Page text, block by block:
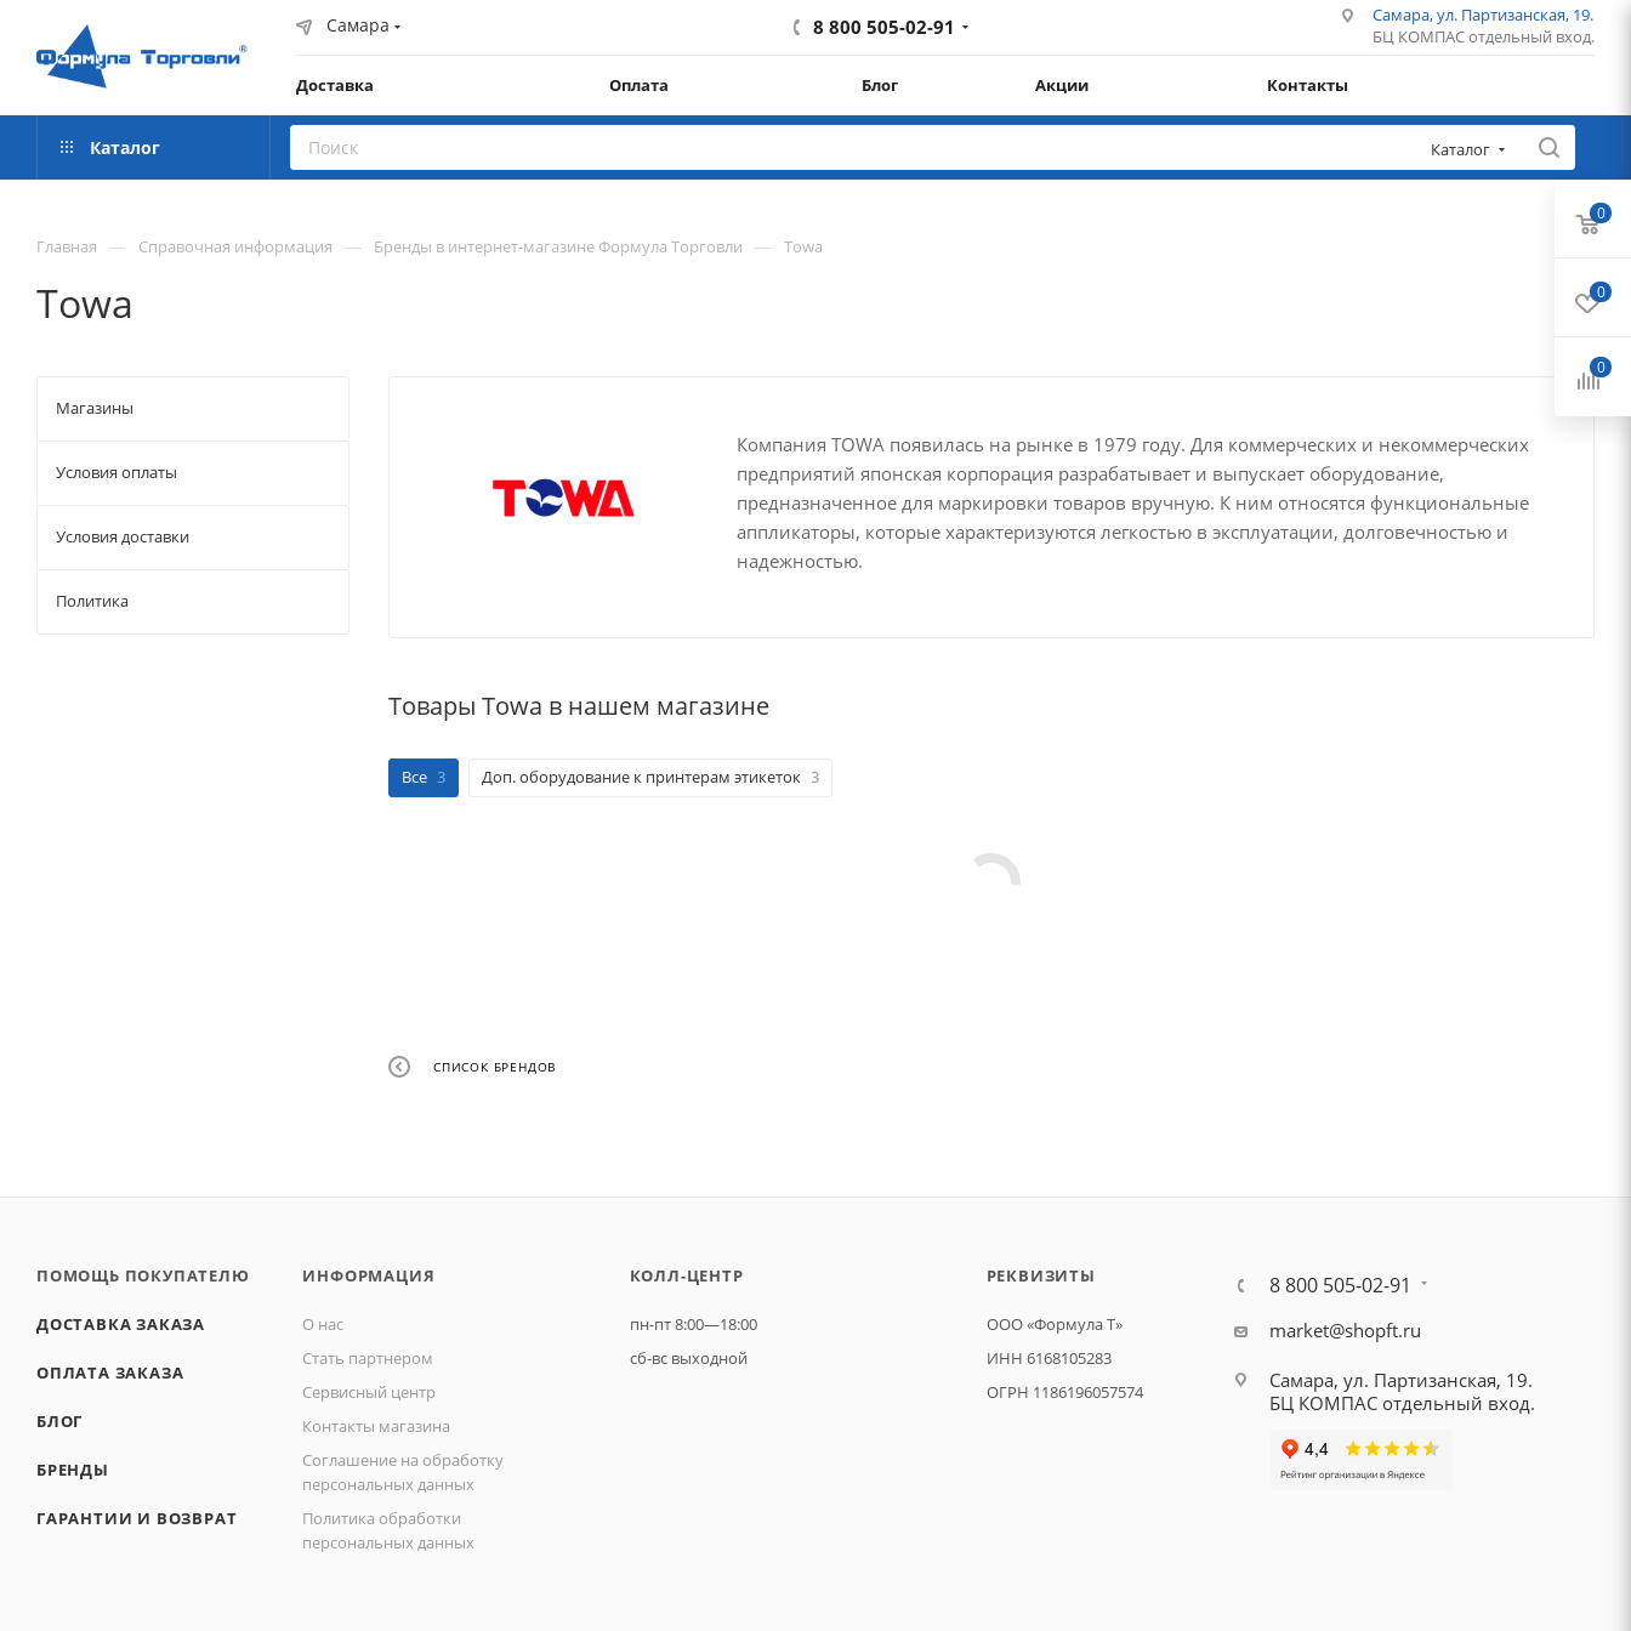
Самара 8 800 505-02-91
Самара, ул. Партизанская, 19.
БЦ КОМПАС отдельный вход.
Доставка Оплата Блог Акции Контакты
Каталог Каталог
Главная — Справочная информация — Бренды в интернет-магазине Формула Торговли — Towa
Towa
Компания TOWA появилась на рынке в 1979 году. Для коммерческих и некоммерческих
предприятий японская корпорация разрабатывает и выпускает оборудование,
предназначенное для маркировки товаров вручную. К ним относятся функциональные
аппликаторы, которые характеризуются легкостью в эксплуатации, долговечностью и
надежностью.
Товары Towa в нашем магазине
Все 3 Доп. оборудование к принтерам этикеток 3
СПИСОК БРЕНДОВ
Магазины
Условия оплаты
Условия доставки
Политика
ПОМОЩЬ ПОКУПАТЕЛЮ
ДОСТАВКА ЗАКАЗА
ОПЛАТА ЗАКАЗА
БЛОГ
БРЕНДЫ
ГАРАНТИИ И ВОЗВРАТ
ИНФОРМАЦИЯ
О нас
Стать партнером
Сервисный центр
Контакты магазина
Соглашение на обработку
персональных данных
Политика обработки
персональных данных
КОЛЛ-ЦЕНТР
пн-пт 8:00—18:00
сб-вс выходной
РЕКВИЗИТЫ
ООО «Формула Т»
ИНН 6168105283
ОГРН 1186196057574
8 800 505-02-91
market@shopft.ru
Самара, ул. Партизанская, 19.
БЦ КОМПАС отдельный вход.
0
0
0